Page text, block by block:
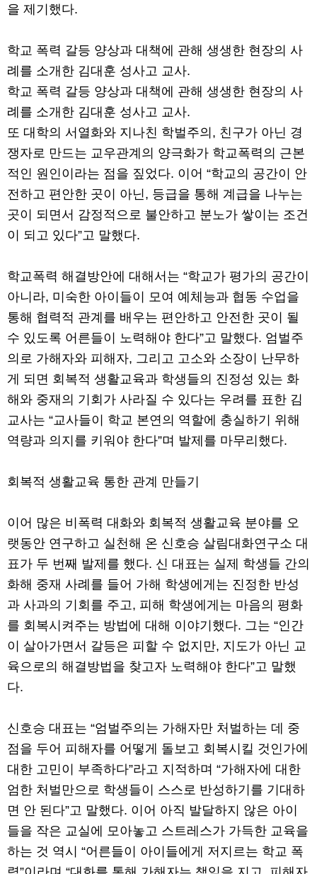
을 제기했다.
학교 폭력 갈등 양상과 대책에 관해 생생한 현장의 사
례를 소개한 김대훈 성사고 교사.
학교 폭력 갈등 양상과 대책에 관해 생생한 현장의 사
례를 소개한 김대훈 성사고 교사.
또 대학의 서열화와 지나친 학벌주의, 친구가 아닌 경
쟁자로 만드는 교우관계의 양극화가 학교폭력의 근본
적인 원인이라는 점을 짚었다. 이어 “학교의 공간이 안
전하고 편안한 곳이 아닌, 등급을 통해 계급을 나누는
곳이 되면서 감정적으로 불안하고 분노가 쌓이는 조건
이 되고 있다”고 말했다.
학교폭력 해결방안에 대해서는 “학교가 평가의 공간이
아니라, 미숙한 아이들이 모여 예체능과 협동 수업을
통해 협력적 관계를 배우는 편안하고 안전한 곳이 될
수 있도록 어른들이 노력해야 한다”고 말했다. 엄벌주
의로 가해자와 피해자, 그리고 고소와 소장이 난무하
게 되면 회복적 생활교육과 학생들의 진정성 있는 화
해와 중재의 기회가 사라질 수 있다는 우려를 표한 김
교사는 “교사들이 학교 본연의 역할에 충실하기 위해
역량과 의지를 키워야 한다”며 발제를 마무리했다.
회복적 생활교육 통한 관계 만들기
이어 많은 비폭력 대화와 회복적 생활교육 분야를 오
랫동안 연구하고 실천해 온 신호승 살림대화연구소 대
표가 두 번째 발제를 했다. 신 대표는 실제 학생들 간의
화해 중재 사례를 들어 가해 학생에게는 진정한 반성
과 사과의 기회를 주고, 피해 학생에게는 마음의 평화
를 회복시켜주는 방법에 대해 이야기했다. 그는 “인간
이 살아가면서 갈등은 피할 수 없지만, 지도가 아닌 교
육으로의 해결방법을 찾고자 노력해야 한다”고 말했
다.
신호승 대표는 “엄벌주의는 가해자만 처벌하는 데 중
점을 두어 피해자를 어떻게 돌보고 회복시킬 것인가에
대한 고민이 부족하다”라고 지적하며 “가해자에 대한
엄한 처벌만으로 학생들이 스스로 반성하기를 기대하
면 안 된다”고 말했다. 이어 아직 발달하지 않은 아이
들을 작은 교실에 모아놓고 스트레스가 가득한 교육을
하는 것 역시 “어른들이 아이들에게 저지르는 학교 폭